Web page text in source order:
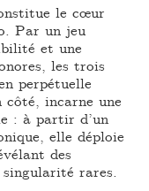
le cœur
Par un jeu
et une
les trois
perpétuelle
côté, incarne une
: à partir d’un
elle déploie
des
singularité rares.